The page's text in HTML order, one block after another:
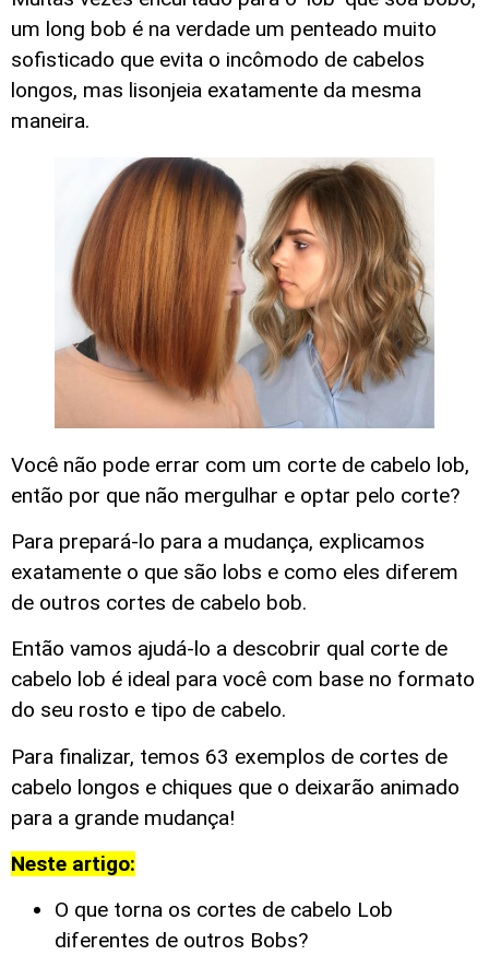
um long bob é na verdade um penteado muito
sofisticado que evita o incômodo de cabelos
longos, mas lisonjeia exatamente da mesma
maneira.
Você não pode errar com um corte de cabelo lob,
então por que não mergulhar e optar pelo corte?
Para prepará-lo para a mudança, explicamos
exatamente o que são lobs e como eles diferem
de outros cortes de cabelo bob.
Então vamos ajudá-lo a descobrir qual corte de
cabelo lob é ideal para você com base no formato
do seu rosto e tipo de cabelo.
Para finalizar, temos 63 exemplos de cortes de
cabelo longos e chiques que o deixarão animado
para a grande mudança!
Neste artigo:
O que torna os cortes de cabelo Lob
diferentes de outros Bobs?